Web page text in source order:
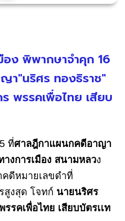
อง พิพากษาจำคุก 16
า"นริศร ทองธิราช"
พรรคเพื่อไทย เสียบ
ที่ศาลฎีกาแผนกคดีอาญา
งการเมือง สนามหลวง
ดีหมายเลขดำที่
สูงสุด โจทก์ นายนริศร
รคเพื่อไทย เสียบบัตรเเท